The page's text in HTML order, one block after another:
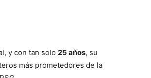
y con tan solo 25 años, su
más prometedores de la